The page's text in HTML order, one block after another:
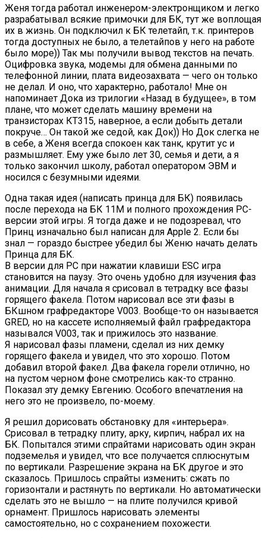
Женя тогда работал инженером-электронщиком и легко
разрабатывал всякие примочки для БК, тут же воплощая
их в жизнь. Он подключил к БК телетайп, т.к. принтеров
тогда доступных не было, а телетайпов у него на работе
было море)) Так мы получили вывод текстов на печать.
Оцифровка звука, модемы для обмена данными по
телефонной линии, плата видеозахвата — чего он только
не делал. И оно, что характерно, работало! Мне он
напоминает Дока из трилогии «Назад в будущее», в том
плане, что может сделать машину времени на
транзисторах КТ315, наверное, а если добыть детали
покруче… Он такой же седой, как Док)) Но Док слегка не
в себе, а Женя всегда спокоен как танк, крутит ус и
размышляет. Ему уже было лет 30, семья и дети, а я
только закончил школу, работал оператором ЭВМ и
носился с безумными идеями.
Одна такая идея (написать принца для БК) появилась
после перехода на БК 11М и полного прохождения PC-
версии этой игры. Я тогда даже и не подозревал, что
Принц изначально был написан для Apple 2. Если бы
знал — гораздо быстрее убедил бы Женю начать делать
Принца для БК.
В версии для PC при нажатии клавиши ESC игра
становится на паузу. Это очень удобно для изучения фаз
анимации. Для начала я срисовал в тетрадку все фазы
горящего факела. Потом нарисовал все эти фазы в
БКшном графредакторе V003. Вообще-то он называется
GRED, но на кассете исполняемый файл графредактора
назывался V003, так и прижилось это название.
Я нарисовал фазы пламени, сделал из них демку
горящего факела и увидел, что это хорошо. Потом
добавил второй факел. Два факела горели отлично, но
на пустом черном фоне смотрелись как-то странно.
Показал эту демку Евгению. Особого впечатления на
него это не произвело, по-моему.
Я решил дорисовать обстановку для «интерьера».
Срисовал в тетрадку плиту, арку, кирпич, набрал их на
БК. Попытался этими спрайтами нарисовать один экран
подземелья и увидел, что все получается сплюснутым
по вертикали. Разрешение экрана на БК другое и это
сказалось. Пришлось спрайты изменить: сжать по
горизонтали и растянуть по вертикали. Но автоматически
сделать это не вышло — на плите получился кривой
орнамент. Пришлось нарисовать элементы
самостоятельно, но с сохранением похожести.